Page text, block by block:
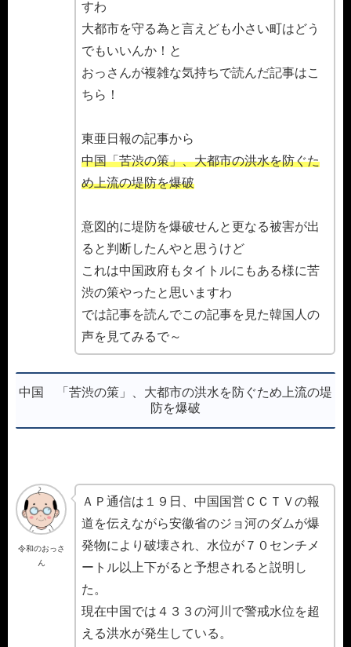
すわ
大都市を守る為と言えども小さい町はどう
でもいいんか！と
おっさんが複雑な気持ちで読んだ記事はこ
ちら！
東亜日報の記事から
中国「苦渋の策」、大都市の洪水を防ぐた
め上流の堤防を爆破
意図的に堤防を爆破せんと更なる被害が出
ると判断したんやと思うけど
これは中国政府もタイトルにもある様に苦
渋の策やったと思いますわ
では記事を読んでこの記事を見た韓国人の
声を見てみるで～
中国 「苦渋の策」、大都市の洪水を防ぐため上流の堤
防を爆破
令和のおっさ
ん
ＡＰ通信は１９日、中国国営ＣＣＴＶの報
道を伝えながら安徽省のジョ河のダムが爆
発物により破壊され、水位が７０センチメ
ートル以上下がると予想されると説明し
た。
現在中国では４３３の河川で警戒水位を超
える洪水が発生している。